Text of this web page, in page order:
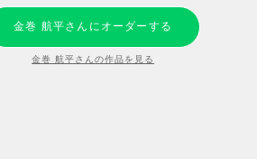
金巻 航平さんにオーダーする
金巻 航平さんの作品を見る